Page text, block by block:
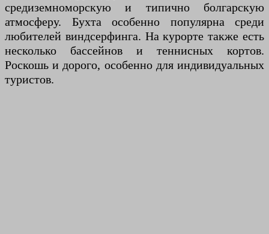
средиземноморскую и типично болгарскую
атмосферу. Бухта особенно популярна среди
любителей виндсерфинга. На курорте также есть
несколько бассейнов и теннисных кортов.
Роскошь и дорого, особенно для индивидуальных
туристов.